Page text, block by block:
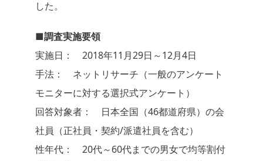
した。
■調査実施要領
実施日： 2018年11月29日～12月4日
手法： ネットリサーチ（一般のアンケート
モニターに対する選択式アンケート）
回答対象者： 日本全国（46都道府県）の会
社員（正社員・契約/派遣社員を含む）
性年代： 20代～60代までの男女で均等割付